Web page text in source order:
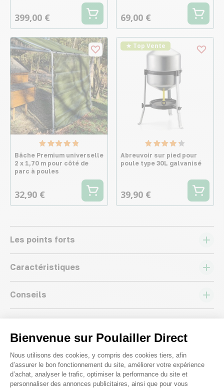
Bienvenue sur Poulailler Direct
Plateforme de Gestion du
Nous utilisons des cookies, y compris des cookies tiers, afin
d’assurer le bon fonctionnement du site, améliorer votre expérience
d’achat, analyser le trafic, optimiser la performance du site et
personnaliser des annonces publicitaires, ainsi que pour vous
399,00 € 69,00 €
Bâche Premium universelle
2 x 1,70 m pour côté de
parc à poules
32,90 €
★ Top Vente
Abreuvoir sur pied pour
poule type 30L galvanisé
39,90 €
Les points forts
Caractéristiques
Conseils
Nous répondons à toutes vos
questions ;)